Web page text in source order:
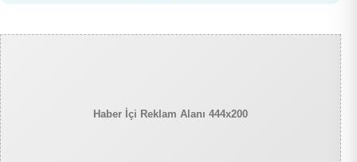
Haber İçi Reklam Alanı 444x200